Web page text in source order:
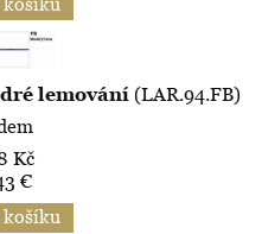
lemování(LAR.94.FB)
Kč
€